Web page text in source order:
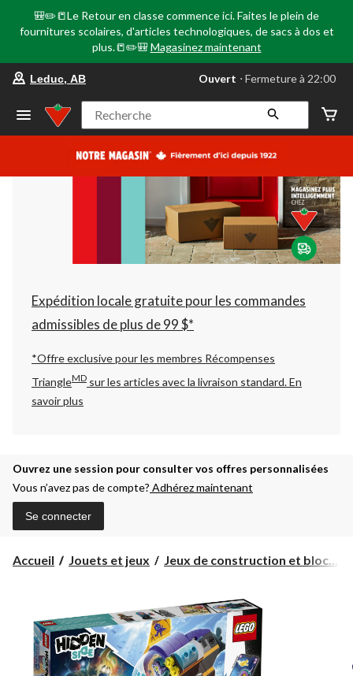
🎒✏️📒Le Retour en classe commence ici. Faites le plein de
fournitures scolaires, d'articles technologiques, de sacs à dos et
plus.📒✏️🎒 Magasinez maintenant
votre
préféré
Leduc,
AB,
courament
Fermeture
à
22:00
cliquer
pour
changer
Leduc, AB Ouvert ⋅ Fermeture à 22:00
Recherche
Expédition locale gratuite pour les commandes
admissibles de plus de 99 $*
*Offre exclusive pour les membres Récompenses
TriangleMD sur les articles avec la livraison standard.En
savoir plus
Ouvrez une session pour consulter vos offres personnalisées
Vous n’avez pas de compte? Adhérez maintenant
Se connecter
Accueil Jouets et jeux Jeux de construction et bloc...